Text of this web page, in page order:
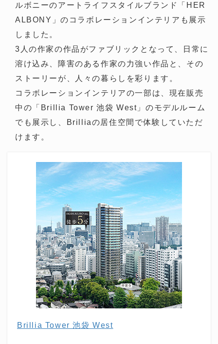
ルボニーのアートライフスタイルブランド「HER
ALBONY」のコラボレーションインテリアも展示
しました。
3人の作家の作品がファブリックとなって、日常に
溶け込み、障害のある作家の力強い作品と、その
ストーリーが、人々の暮らしを彩ります。
コラボレーションインテリアの一部は、現在販売
中の「Brillia Tower 池袋 West」のモデルルーム
でも展示し、Brilliaの居住空間で体験していただ
けます。
Brillia Tower 池袋 West